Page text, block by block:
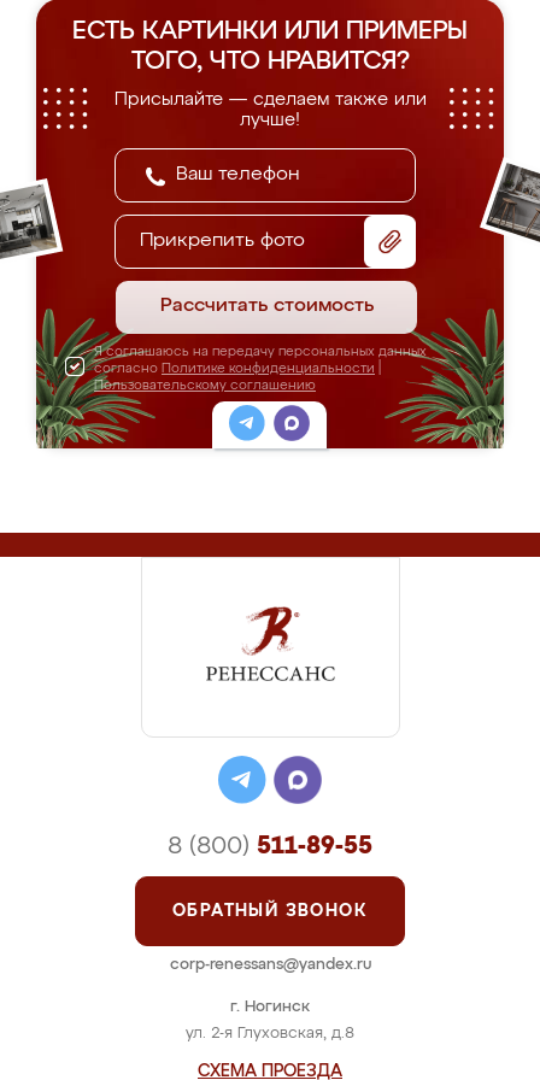
ЕСТЬ КАРТИНКИ ИЛИ ПРИМЕРЫ
ТОГО, ЧТО НРАВИТСЯ?
Присылайте — сделаем также или
лучше!
Прикрепить фото
Рассчитать стоимость
Я соглашаюсь на передачу персональных данных
согласно Политике конфиденциальности
Пользовательскому соглашению
г. Ногинск
ул. 2-я Глуховская, д.8
СХЕМА ПРОЕЗДА
8 (800) 511-89-55
ОБРАТНЫЙ ЗВОНОК
corp-renessans@yandex.ru